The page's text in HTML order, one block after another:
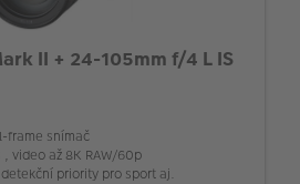
II + 24-105mm f/4 L IS
frame snímač
video až 8K RAW/60p
priority pro sport aj.